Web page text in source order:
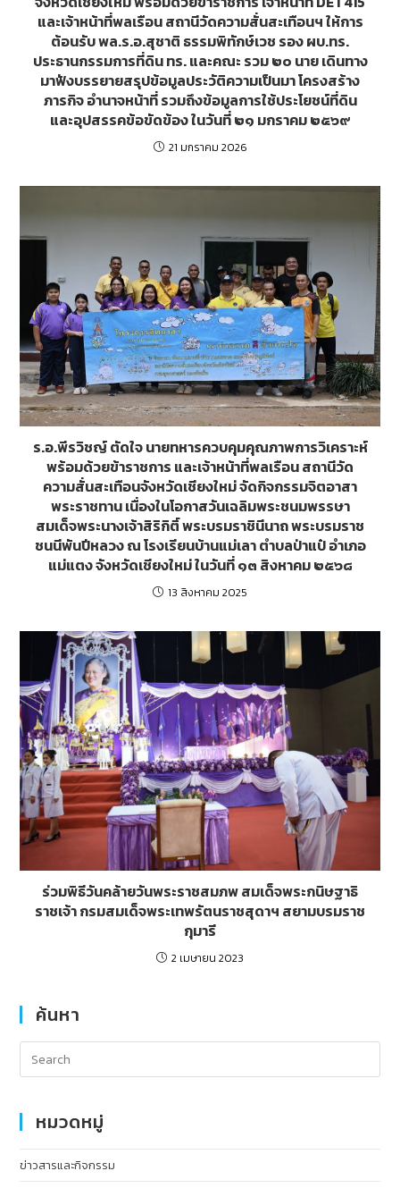
และเจ้าหน้าที่พลเรือน สถานีวัดความสั่นสะเทือนฯ ให้การ
ต้อนรับ พล.ร.อ.สุชาติ ธรรมพิทักษ์เวช รอง ผบ.ทร.
ประธานกรรมการที่ดิน ทร. และคณะ รวม ๒๐ นาย เดินทาง
มาฟังบรรยายสรุปข้อมูลประวัติความเป็นมา โครงสร้าง
ภารกิจ อำนาจหน้าที่ รวมถึงข้อมูลการใช้ประโยชน์ที่ดิน
และอุปสรรคข้อขัดข้อง ในวันที่ ๒๑ มกราคม ๒๕๖๙
21 มกราคม 2026
ร.อ.พีรวิชญ์ ตัดใจ นายทหารควบคุมคุณภาพการวิเคราะห์
พร้อมด้วยข้าราชการ และเจ้าหน้าที่พลเรือน สถานีวัด
ความสั่นสะเทือนจังหวัดเชียงใหม่ จัดกิจกรรมจิตอาสา
พระราชทาน เนื่องในโอกาสวันเฉลิมพระชนมพรรษา
สมเด็จพระนางเจ้าสิริกิติ์ พระบรมราชินีนาถ พระบรมราช
ชนนีพันปีหลวง ณ โรงเรียนบ้านแม่เลา ตำบลป่าแป๋ อำเภอ
แม่แตง จังหวัดเชียงใหม่ ในวันที่ ๑๓ สิงหาคม ๒๕๖๘
13 สิงหาคม 2025
ร่วมพิธีวันคล้ายวันพระราชสมภพ สมเด็จพระกนิษฐาธิ
ราชเจ้า กรมสมเด็จพระเทพรัตนราชสุดาฯ สยามบรมราช
กุมารี
2 เมษายน 2023
ค้นหา
หมวดหมู่
ข่าวสารและกิจกรรม